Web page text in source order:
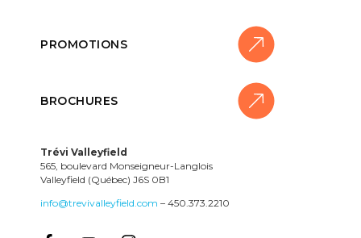
Trévi Valleyfield
565, boulevard Monseigneur-Langlois
Valleyfield (Québec) J6S 0B1
info@trevivalleyfield.com – 450.373.2210
PROMOTIONS
BROCHURES